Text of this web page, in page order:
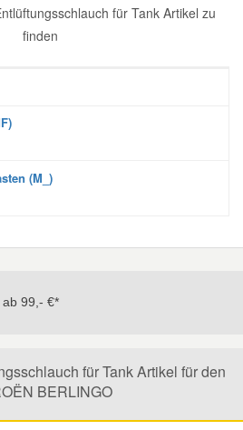
für Tank Artikel zu
finden
(M_)
99,- €*
für Tank Artikel für den
BERLINGO